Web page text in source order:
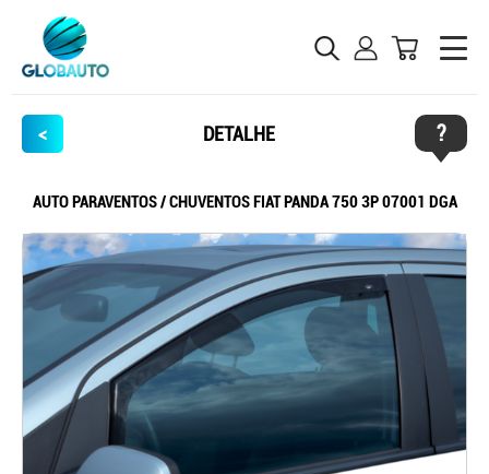
< DETALHE ?
AUTO PARAVENTOS / CHUVENTOS FIAT PANDA 750 3P 07001 DGA